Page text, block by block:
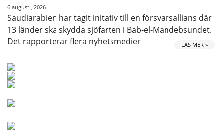
6 augusti, 2026
Saudiarabien har tagit initativ till en försvarsallians där
13 länder ska skydda sjöfarten i Bab-el-Mandebsundet.
Det rapporterar flera nyhetsmedier
LÄS MER »